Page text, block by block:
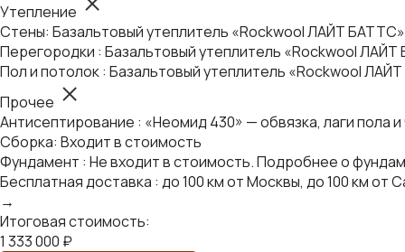
Утепление
Стены: Базальтовый утеплитель «Rockwool ЛАЙТ
Перегородки : Базальтовый утеплитель «Rockwool
Пол и потолок : Базальтовый утеплитель «Rockwool
Прочее
Антисептирование : «Неомид 430» — обвязка, лаги пола
Сборка: Входит в стоимость
Фундамент : Не входит в стоимость. Подробнее о
Бесплатная доставка : до 100 км от Москвы, до 100 км
→
Итоговая стоимость:
1 333 000 ₽